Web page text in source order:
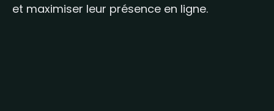
et maximiser leur présence en ligne.